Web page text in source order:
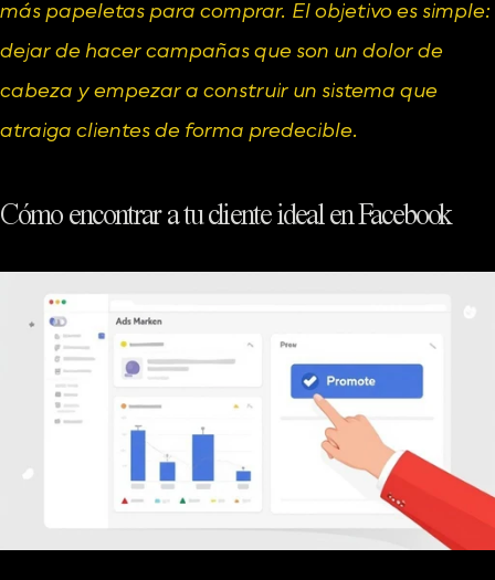
más papeletas para comprar. El objetivo es simple:
dejar de hacer campañas que son un dolor de
cabeza y empezar a construir un sistema que
atraiga clientes de forma predecible.
Cómo encontrar a tu cliente ideal en Facebook